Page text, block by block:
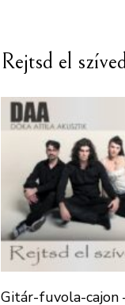
Rejtsd el
Gitár-fuvola-cajon